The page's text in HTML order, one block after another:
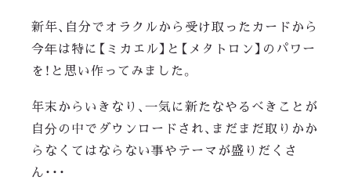
新年、自分でオラクルから受け取ったカードから
今年は特に【ミカエル】と【メタトロン】のパワー
を！と思い作ってみました。
年末からいきなり、一気に新たなやるべきことが
自分の中でダウンロードされ、まだまだ取りかか
らなくてはならない事やテーマが盛りだくさ
ん・・・